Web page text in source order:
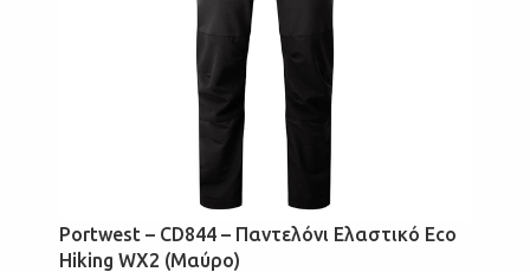
Portwest – CD844 – Παντελόνι Ελαστικό Eco
Hiking WX2 (Μαύρο)